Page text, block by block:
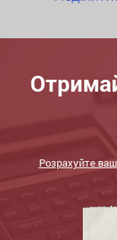
Розрахуйте